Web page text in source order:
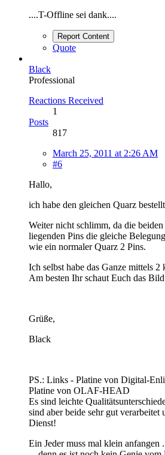
....T-Offline sei dank....
Report Content
Quote
Black
Professional
Reactions Received
1
Posts
817
March 25, 2011 at 2:26 AM
#6
Hallo,
ich habe den gleichen Quarz
Weiter nicht schlimm, da die
liegenden Pins die gleiche
wie ein normaler Quarz 2 Pins.
Ich selbst habe das Ganze mittels 2
Am besten Ihr schaut Euch das
Grüße,
Black
PS.: Links - Platine von Digital-
Platine von OLAF-HEAD
Es sind leichte
sind aber beide sehr gut verarbeitet
Dienst!
Ein Jeder muss mal klein anfangen